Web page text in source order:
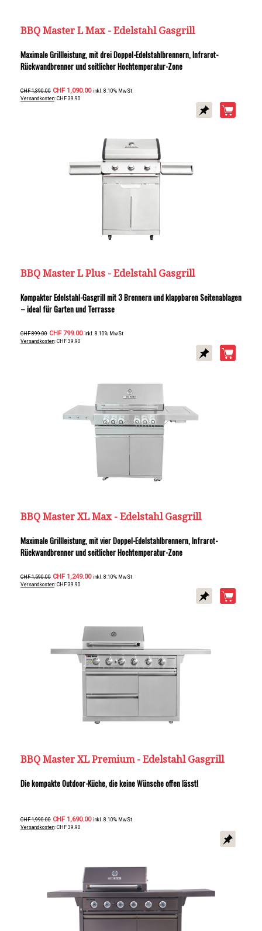
BBQ Master L Max - Edelstahl Gasgrill
Maximale Grillleistung, mit drei Doppel-Edelstahlbrennern, Infrarot-
Rückwandbrenner und seitlicher Hochtemperatur-Zone
CHF 1,390.00 CHF 1,090.00 inkl. 8.10% MwSt
Versandkosten: CHF 39.90
BBQ Master L Plus - Edelstahl Gasgrill
Kompakter Edelstahl-Gasgrill mit 3 Brennern und klappbaren Seitenablagen
– ideal für Garten und Terrasse
CHF 899.00 CHF 799.00 inkl. 8.10% MwSt
Versandkosten: CHF 39.90
BBQ Master XL Max - Edelstahl Gasgrill
Maximale Grillleistung, mit vier Doppel-Edelstahlbrennern, Infrarot-
Rückwandbrenner und seitlicher Hochtemperatur-Zone
CHF 1,590.00 CHF 1,249.00 inkl. 8.10% MwSt
Versandkosten: CHF 39.90
BBQ Master XL Premium - Edelstahl Gasgrill
Die kompakte Outdoor-Küche, die keine Wünsche offen lässt!
CHF 1,990.00 CHF 1,690.00 inkl. 8.10% MwSt
Versandkosten: CHF 39.90